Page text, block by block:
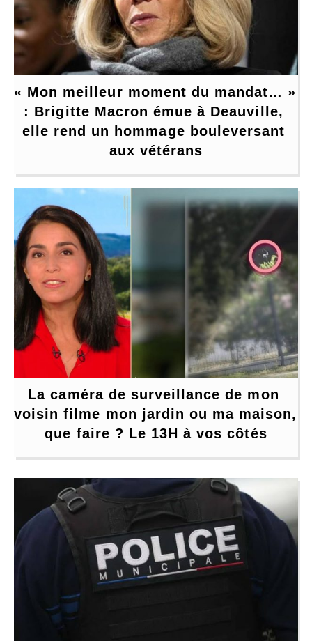
« Mon meilleur moment du mandat… »
: Brigitte Macron émue à Deauville,
elle rend un hommage bouleversant
aux vétérans
La caméra de surveillance de mon
voisin filme mon jardin ou ma maison,
que faire ? Le 13H à vos côtés